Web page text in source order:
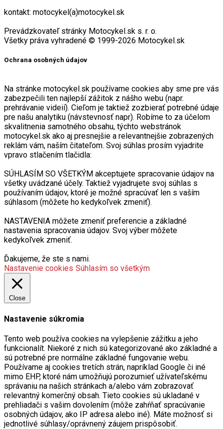
kontakt: motocykel(a)motocykel.sk
Prevádzkovateľ stránky Motocykel.sk s. r. o.
Všetky práva vyhradené © 1999-2026 Motocykel.sk
Ochrana osobných údajov
Na stránke motocykel.sk používame cookies aby sme pre vás
zabezpečili ten najlepší zážitok z nášho webu (napr.
prehrávanie videií). Cieľom je taktiež zozbierať potrebné údaje
pre našu analytiku (návstevnosť napr). Robíme to za účelom
skvalitnenia samotného obsahu, týchto webstránok
motocykel.sk ako aj presnejšie a relevantnejšie zobrazených
reklám vám, naším čitateľom. Svoj súhlas prosím vyjadrite
vpravo stlačením tlačidla:
SÚHLASÍM SO VŠETKÝM akceptujete spracovanie údajov na
všetky uvádzané účely. Taktiež vyjadrujete svoj súhlas s
používaním údajov, ktoré je možné spracúvať len s vaším
súhlasom (môžete ho kedykoľvek zmeniť).
NASTAVENIA môžete zmeniť preferencie a základné
nastavenia spracovania údajov. Svoj výber môžete
kedykoľvek zmeniť.
Ďakujeme, že ste s nami.
Nastavenie cookies Súhlasím so všetkým
Close
Nastavenie súkromia
Tento web používa cookies na vylepšenie zážitku a jeho
funkcionalít. Niekoré z nich sú kategorizované ako základné a
sú potrebné pre normálne základné fungovanie webu.
Používame aj cookies tretích strán, napríklad Google či iné
mimo EHP, ktoré nám umožňujú porozumieť užívateľskému
správaniu na našich stránkach a/alebo vám zobrazovať
relevantný komerčný obsah. Tieto cookies sú ukladané v
prehliadači s vašim dovolením (môže zahŕňať spracúvanie
osobných údajov, ako IP adresa alebo iné). Máte možnosť si
jednotlivé súhlasy/oprávnený záujem prispôsobiť.